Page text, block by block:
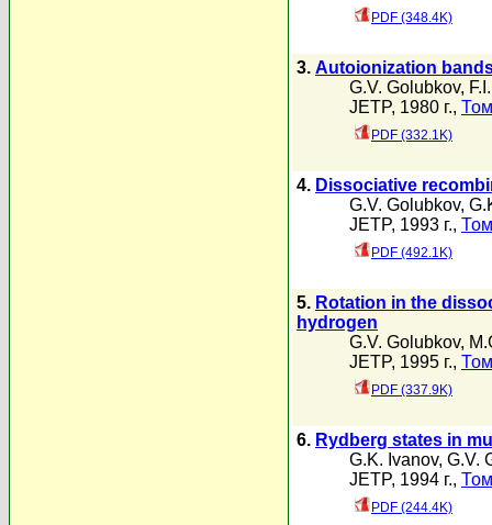
PDF (348.4K)
3. Autoionization
G.V. Golubkov,
JETP, 1980 г.,
PDF (332.1K)
4. Dissociative
G.V. Golubkov,
JETP, 1993 г.,
PDF (492.1K)
5. Rotation in the
hydrogen
G.V. Golubkov,
JETP, 1995 г.,
PDF (337.9K)
6. Rydberg states in
G.K. Ivanov, G.V.
JETP, 1994 г.,
PDF (244.4K)